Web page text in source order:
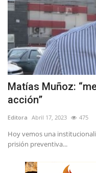
Matías Muñoz:
acción”
Editora Abril 17, 2023 475
Hoy vemos una
prisión preventiva...